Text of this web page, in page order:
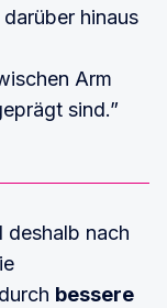
hinaus
Arm
sind.”
deshalb nach
bessere